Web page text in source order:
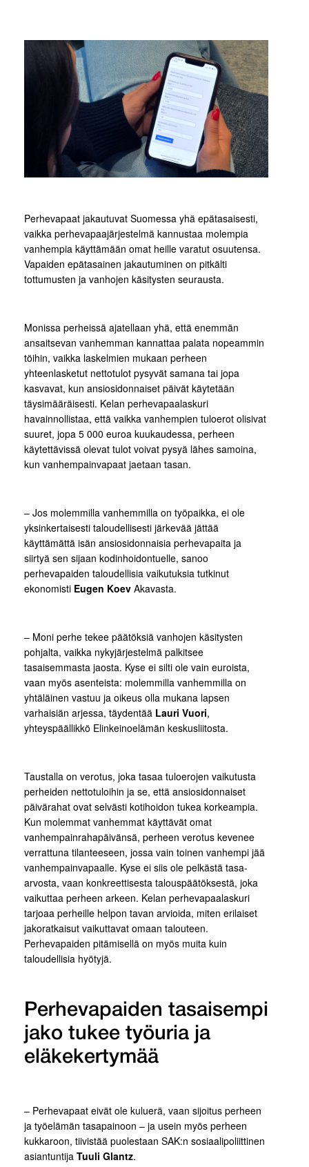
Perhevapaat jakautuvat Suomessa yhä epätasaisesti,
vaikka perhevapaajärjestelmä kannustaa molempia
vanhempia käyttämään omat heille varatut osuutensa.
Vapaiden epätasainen jakautuminen on pitkälti
tottumusten ja vanhojen käsitysten seurausta.
Monissa perheissä ajatellaan yhä, että enemmän
ansaitsevan vanhemman kannattaa palata nopeammin
töihin, vaikka laskelmien mukaan perheen
yhteenlasketut nettotulot pysyvät samana tai jopa
kasvavat, kun ansiosidonnaiset päivät käytetään
täysimääräisesti. Kelan perhevapaalaskuri
havainnollistaa, että vaikka vanhempien tuloerot olisivat
suuret, jopa 5 000 euroa kuukaudessa, perheen
käytettävissä olevat tulot voivat pysyä lähes samoina,
kun vanhempainvapaat jaetaan tasan.
– Jos molemmilla vanhemmilla on työpaikka, ei ole
yksinkertaisesti taloudellisesti järkevää jättää
käyttämättä isän ansiosidonnaisia perhevapaita ja
siirtyä sen sijaan kodinhoidontuelle, sanoo
perhevapaiden taloudellisia vaikutuksia tutkinut
ekonomisti Eugen Koev Akavasta.
– Moni perhe tekee päätöksiä vanhojen käsitysten
pohjalta, vaikka nykyjärjestelmä palkitsee
tasaisemmasta jaosta. Kyse ei silti ole vain euroista,
vaan myös asenteista: molemmilla vanhemmilla on
yhtäläinen vastuu ja oikeus olla mukana lapsen
varhaisiän arjessa, täydentää Lauri Vuori,
yhteyspäällikkö Elinkeinoelämän keskusliitosta.
Taustalla on verotus, joka tasaa tuloerojen vaikutusta
perheiden nettotuloihin ja se, että ansiosidonnaiset
päivärahat ovat selvästi kotihoidon tukea korkeampia.
Kun molemmat vanhemmat käyttävät omat
vanhempainrahapäivänsä, perheen verotus kevenee
verrattuna tilanteeseen, jossa vain toinen vanhempi jää
vanhempainvapaalle. Kyse ei siis ole pelkästä tasa-
arvosta, vaan konkreettisesta talouspäätöksestä, joka
vaikuttaa perheen arkeen. Kelan perhevapaalaskuri
tarjoaa perheille helpon tavan arvioida, miten erilaiset
jakoratkaisut vaikuttavat omaan talouteen.
Perhevapaiden pitämisellä on myös muita kuin
taloudellisia hyötyjä.
Perhevapaiden tasaisempi
jako tukee työuria ja
eläkekertymää
– Perhevapaat eivät ole kuluerä, vaan sijoitus perheen
ja työelämän tasapainoon – ja usein myös perheen
kukkaroon, tiivistää puolestaan SAK:n sosiaalipoliittinen
asiantuntija Tuuli Glantz.